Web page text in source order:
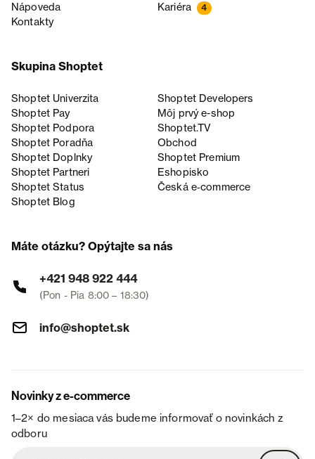
Nápoveda
Kariéra 4
Kontakty
Skupina Shoptet
Shoptet Univerzita
Shoptet Developers
Shoptet Pay
Môj prvý e-shop
Shoptet Podpora
Shoptet.TV
Shoptet Poradňa
Obchod
Shoptet Doplnky
Shoptet Premium
Shoptet Partneri
Eshopisko
Shoptet Status
Česká e‑commerce
Shoptet Blog
Máte otázku? Opýtajte sa nás
+421 948 922 444
(Pon - Pia 8:00 – 18:30)
info@shoptet.sk
Novinky z e-commerce
1–2× do mesiaca vás budeme informovať o novinkách z
odboru